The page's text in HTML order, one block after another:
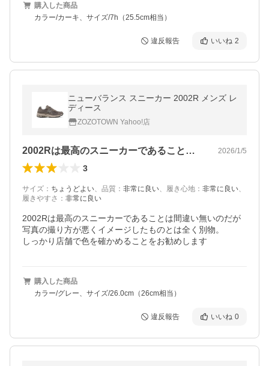
購入した商品
カラー/カーキ、サイズ/7h（25.5cm相当）
違反報告 いいね 2
ニューバランス スニーカー 2002R メンズ レ
ディース
ZOZOTOWN Yahoo!店
2002Rは最高のスニーカーであること… 2026/1/5
3
サイズ ： ちょうどよい、 品質 ： 非常に良い、 履き心地 ： 非常に良い、
履きやすさ ： 非常に良い
2002Rは最高のスニーカーであることは間違い無いのだが
写真の撮り方が悪くイメージしたものとは全く別物。
しっかり店舗で色を確かめることをお勧めします
購入した商品
カラー/グレー、サイズ/26.0cm（26cm相当）
違反報告 いいね 0